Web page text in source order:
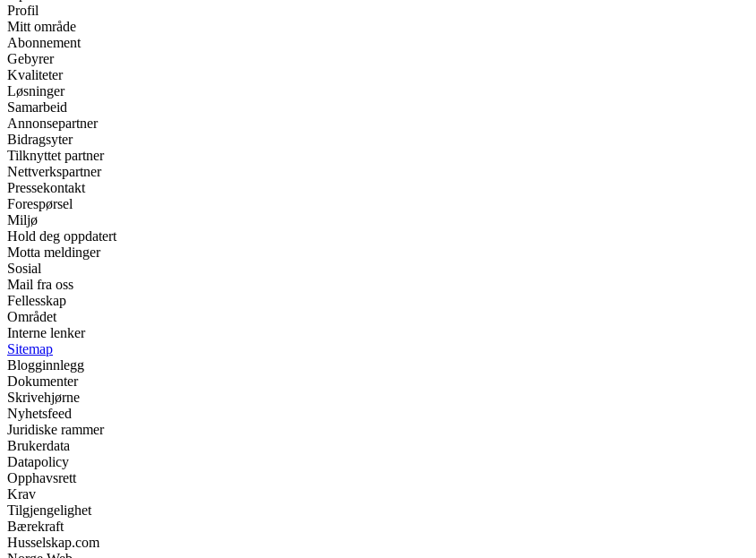
Profil
Mitt område
Abonnement
Gebyrer
Kvaliteter
Løsninger
Samarbeid
Annonsepartner
Bidragsyter
Tilknyttet partner
Nettverkspartner
Pressekontakt
Forespørsel
Miljø
Hold deg oppdatert
Motta meldinger
Sosial
Mail fra oss
Fellesskap
Området
Interne lenker
Sitemap
Blogginnlegg
Dokumenter
Skrivehjørne
Nyhetsfeed
Juridiske rammer
Brukerdata
Datapolicy
Opphavsrett
Krav
Tilgjengelighet
Bærekraft
Husselskap.com